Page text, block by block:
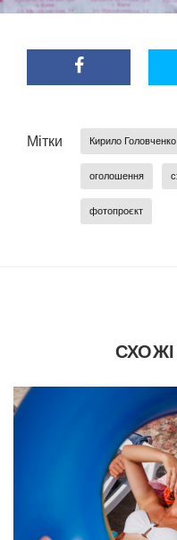
Мітки Кирило Головченко
оголошення
фотопроєкт